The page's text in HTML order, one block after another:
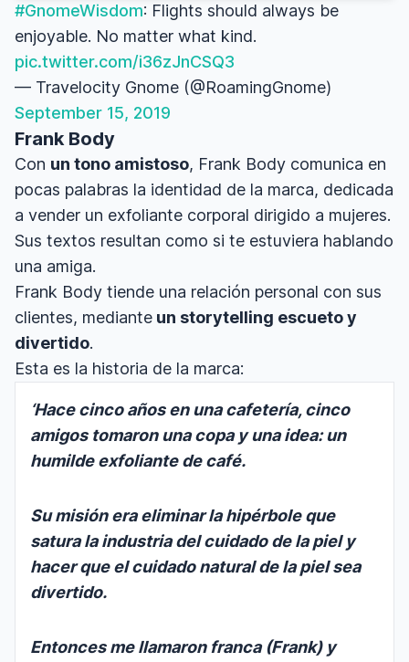
#GnomeWisdom: Flights should always be
enjoyable. No matter what kind.
pic.twitter.com/i36zJnCSQ3
— Travelocity Gnome (@RoamingGnome)
September 15, 2019
Frank Body
Con un tono amistoso, Frank Body comunica en
pocas palabras la identidad de la marca, dedicada
a vender un exfoliante corporal dirigido a mujeres.
Sus textos resultan como si te estuviera hablando
una amiga.
Frank Body tiende una relación personal con sus
clientes, mediante un storytelling escueto y
divertido.
Esta es la historia de la marca:
‘Hace cinco años en una cafetería, cinco
amigos tomaron una copa y una idea: un
humilde exfoliante de café.
Su misión era eliminar la hipérbole que
satura la industria del cuidado de la piel y
hacer que el cuidado natural de la piel sea
divertido.
Entonces me llamaron franca (Frank) y